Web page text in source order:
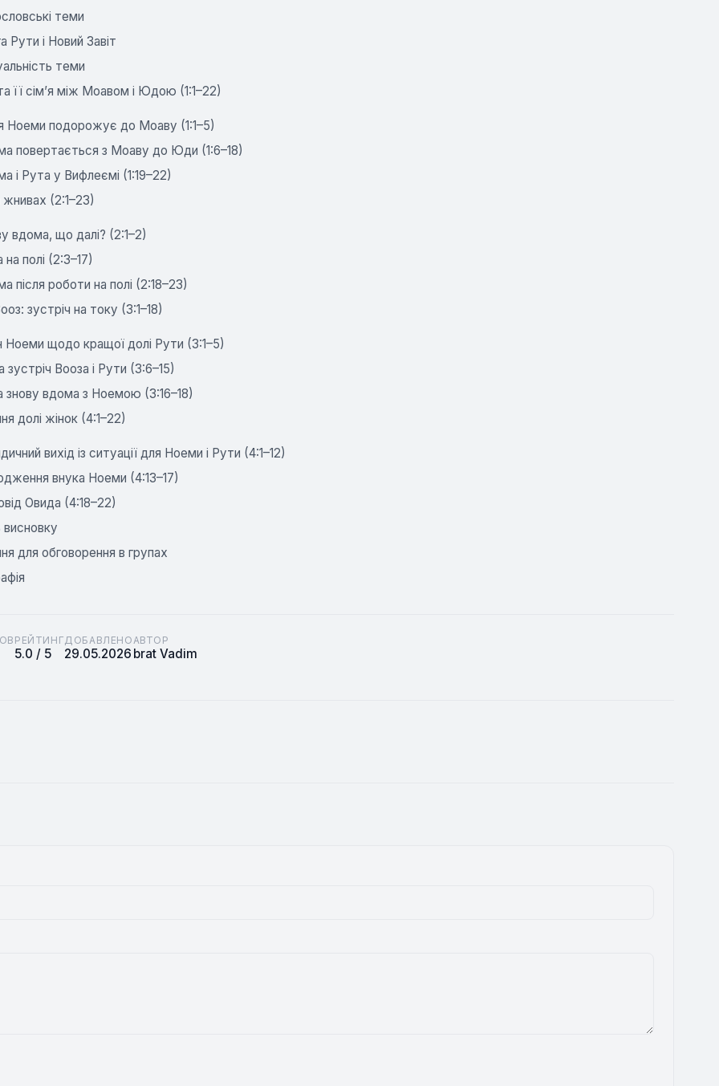
теми
Рути і Новий Завіт
теми
її сім’я між Моавом і Юдою (1:1–22)
Ноеми подорожує до Моаву (1:1–5)
повертається з Моаву до Юди (1:6–18)
і Рута у Вифлеємі (1:19–22)
(2:1–23)
вдома, що далі? (2:1–2)
на полі (2:3–17)
після роботи на полі (2:18–23)
зустріч на току (3:1–18)
Ноеми щодо кращої долі Рути (3:1–5)
зустріч Вооза і Рути (3:6–15)
знову вдома з Ноемою (3:16–18)
долі жінок (4:1–22)
вихід із ситуації для Ноеми і Рути (4:1–12)
внука Ноеми (4:13–17)
Овида (4:18–22)
висновку
для обговорення в групах
РЕЙТИНГ
5.0 / 5
ДОБАВЛЕНО
29.05.2026
АВТОР
brat Vadim